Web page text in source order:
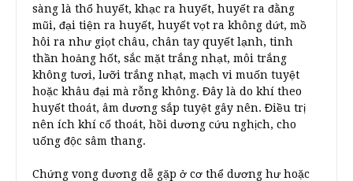
sàng là thổ huyết, khạc ra huyết, huyết ra đằng
mũi, đại tiện ra huyết, huyết vọt ra không dứt, mồ
hôi ra như giọt châu, chân tay quyết lạnh, tinh
thần hoảng hốt, sắc mặt trắng nhạt, môi trắng
không tươi, lưỡi trắng nhạt, mạch vi muốn tuyệt
hoặc khâu đại mà rỗng không. Đây là do khí theo
huyết thoát, âm dương sắp tuyệt gây nên. Điều trị
nên ích khí cố thoát, hồi dương cứu nghịch, cho
uống độc sâm thang.
Chứng vong dương dễ gặp ở cơ thể dương hư hoặc